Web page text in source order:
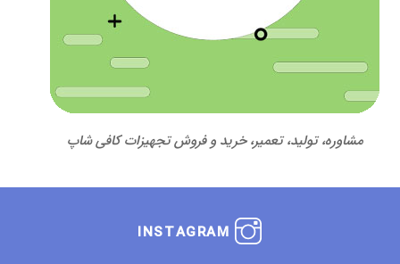
مشاوره، تولید، تعمیر، خرید و فروش تجهیزات کافی شاپ
INSTAGRAM